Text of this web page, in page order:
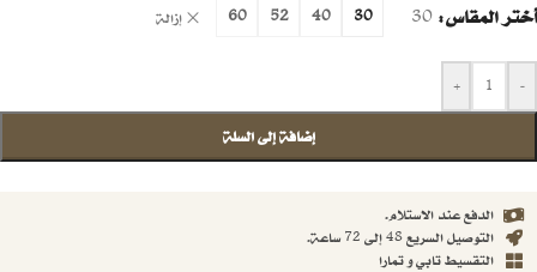
أختر المقاس 30
30
40
52
60 إزالة
-
+
إضافة إلى السلة
الدفع عند الاستلام.
التوصيل السريع 48 إلى 72 ساعة.
التقسيط تابي و تمارا